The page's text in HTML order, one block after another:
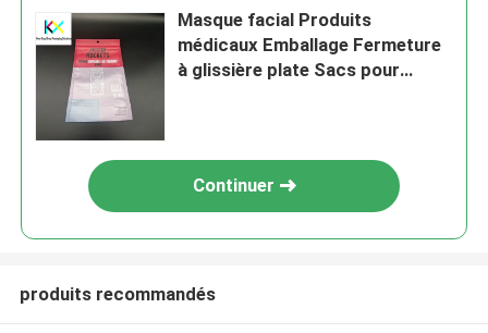
Masque facial Produits
médicaux Emballage Fermeture
à glissière plate Sacs pour
Continuer
produits recommandés